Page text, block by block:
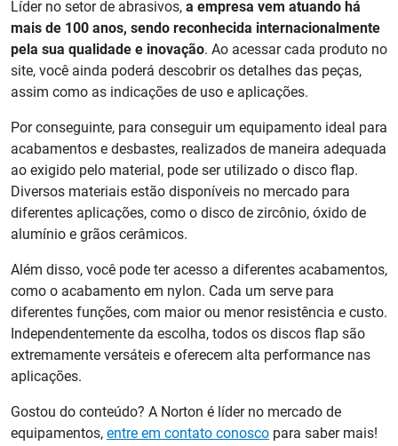
Líder no setor de abrasivos, a empresa vem atuando há
mais de 100 anos, sendo reconhecida internacionalmente
pela sua qualidade e inovação. Ao acessar cada produto no
site, você ainda poderá descobrir os detalhes das peças,
assim como as indicações de uso e aplicações.
Por conseguinte, para conseguir um equipamento ideal para
acabamentos e desbastes, realizados de maneira adequada
ao exigido pelo material, pode ser utilizado o disco flap.
Diversos materiais estão disponíveis no mercado para
diferentes aplicações, como o disco de zircônio, óxido de
alumínio e grãos cerâmicos.
Além disso, você pode ter acesso a diferentes acabamentos,
como o acabamento em nylon. Cada um serve para
diferentes funções, com maior ou menor resistência e custo.
Independentemente da escolha, todos os discos flap são
extremamente versáteis e oferecem alta performance nas
aplicações.
Gostou do conteúdo? A Norton é líder no mercado de
equipamentos, entre em contato conosco para saber mais!